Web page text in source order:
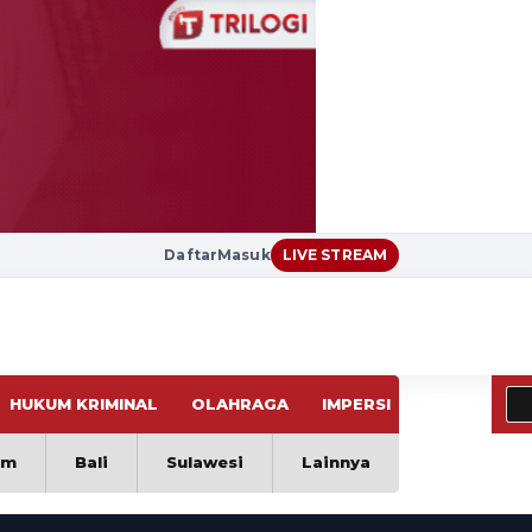
DaftarMasuk LIVE STREAM
HUKUM KRIMINAL OLAHRAGA IMPERSI
Bali Sulawesi Lainnya